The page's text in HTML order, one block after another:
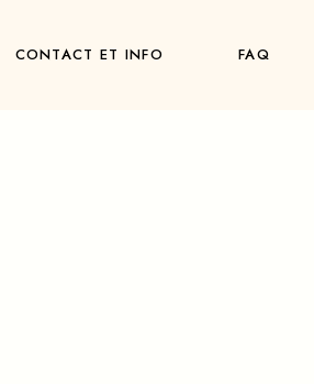
CONTACT ET INFO FAQ